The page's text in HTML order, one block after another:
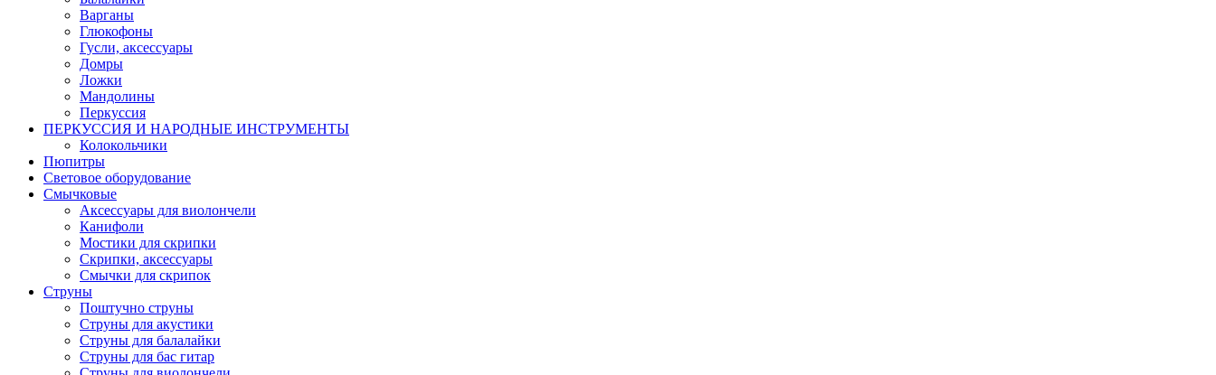
Варганы
Глюкофоны
Гусли, аксессуары
Домры
Ложки
Мандолины
Перкуссия
ПЕРКУССИЯ И НАРОДНЫЕ ИНСТРУМЕНТЫ
Колокольчики
Пюпитры
Световое оборудование
Смычковые
Аксессуары для виолончели
Канифоли
Мостики для скрипки
Скрипки, аксессуары
Смычки для скрипок
Струны
Поштучно струны
Струны для акустики
Струны для балалайки
Струны для бас гитар